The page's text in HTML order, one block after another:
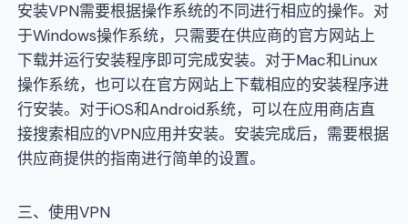
安装VPN需要根据操作系统的不同进行相应的操作。对
于Windows操作系统，只需要在供应商的官方网站上
下载并运行安装程序即可完成安装。对于Mac和Linux
操作系统，也可以在官方网站上下载相应的安装程序进
行安装。对于iOS和Android系统，可以在应用商店直
接搜索相应的VPN应用并安装。安装完成后，需要根据
供应商提供的指南进行简单的设置。
三、使用VPN